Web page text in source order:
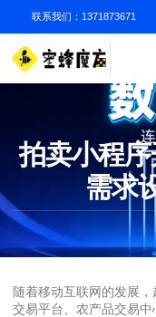
联系我们：1371873671
拍卖小程
需求
随着移动互联网的发展
交易平台、农产品交易中